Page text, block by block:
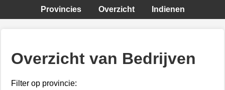
Provincies Overzicht Indienen
Overzicht van Bedrijven
Filter op provincie: